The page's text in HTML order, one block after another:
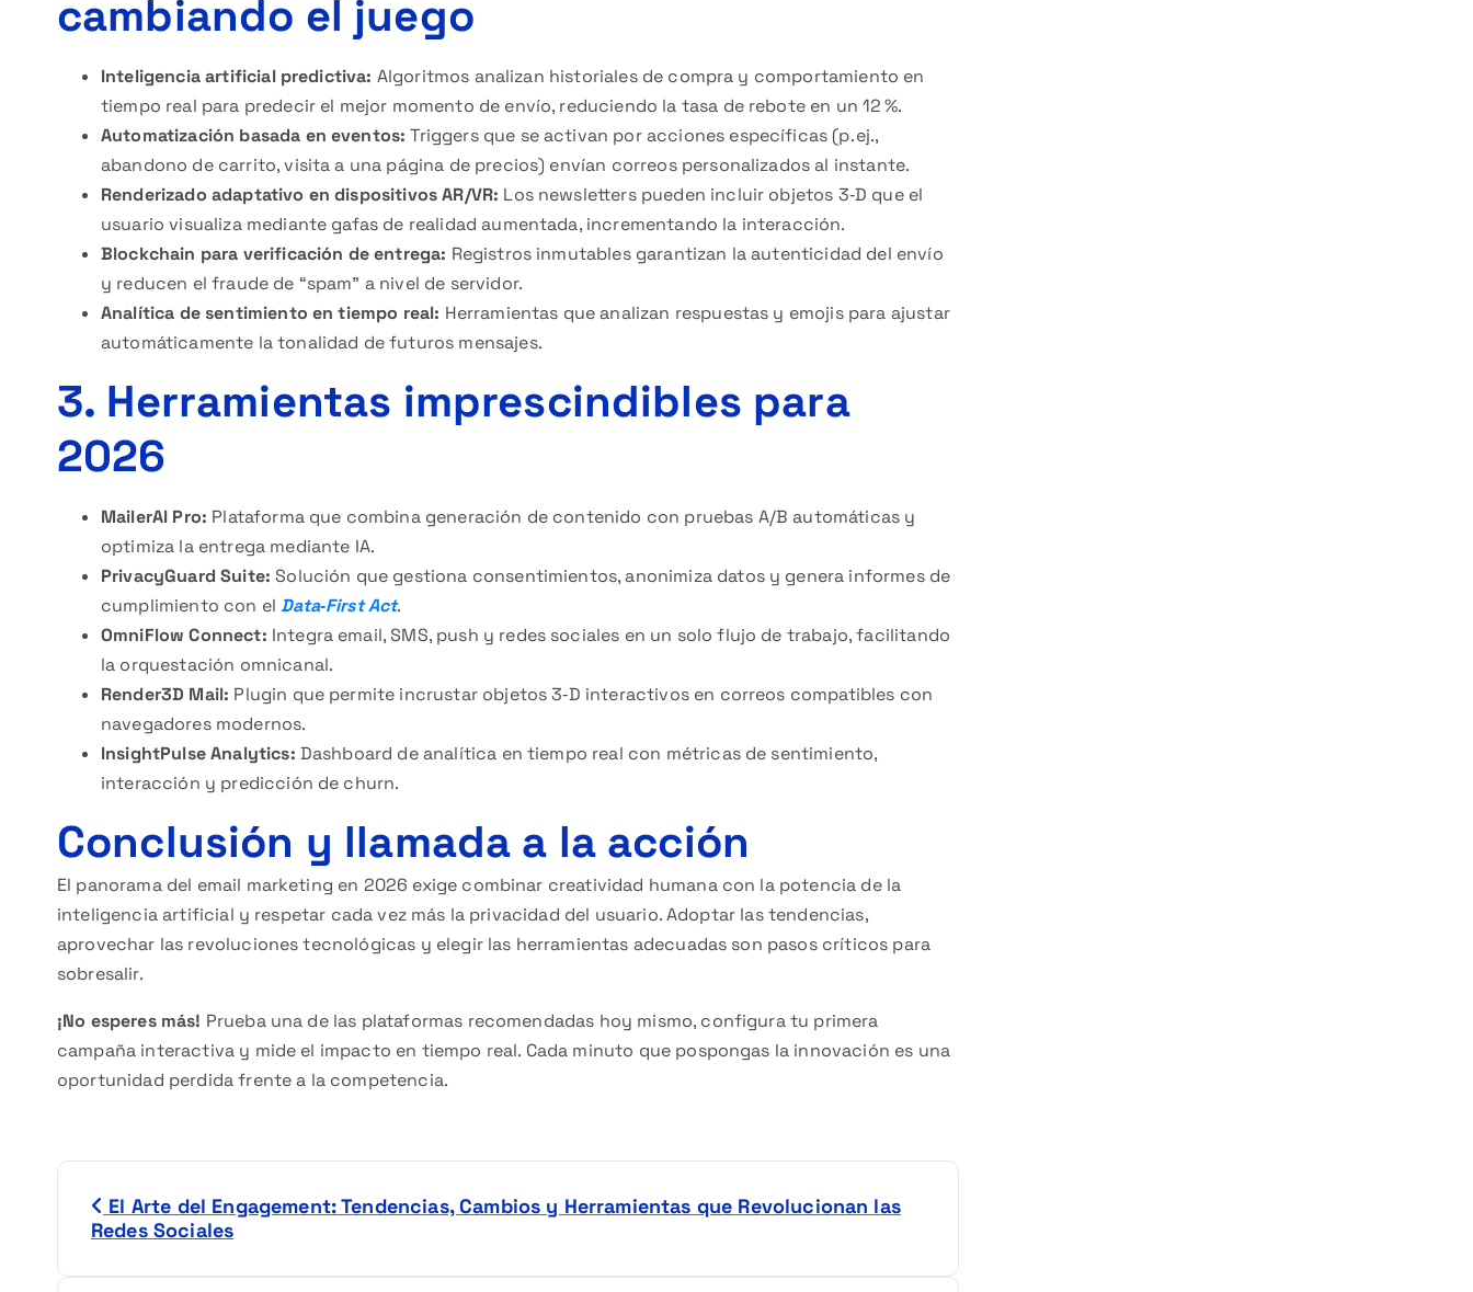
cambiando el juego
Inteligencia artificial predictiva: Algoritmos analizan historiales de compra y comportamiento en
tiempo real para predecir el mejor momento de envío, reduciendo la tasa de rebote en un 12 %.
Automatización basada en eventos: Triggers que se activan por acciones específicas (p. ej.,
abandono de carrito, visita a una página de precios) envían correos personalizados al instante.
Renderizado adaptativo en dispositivos AR/VR: Los newsletters pueden incluir objetos 3‑D que el
usuario visualiza mediante gafas de realidad aumentada, incrementando la interacción.
Blockchain para verificación de entrega: Registros inmutables garantizan la autenticidad del envío
y reducen el fraude de “spam” a nivel de servidor.
Analítica de sentimiento en tiempo real: Herramientas que analizan respuestas y emojis para ajustar
automáticamente la tonalidad de futuros mensajes.
3. Herramientas imprescindibles para
2026
MailerAI Pro: Plataforma que combina generación de contenido con pruebas A/B automáticas y
optimiza la entrega mediante IA.
PrivacyGuard Suite: Solución que gestiona consentimientos, anonimiza datos y genera informes de
cumplimiento con elData‑First Act.
OmniFlow Connect: Integra email, SMS, push y redes sociales en un solo flujo de trabajo, facilitando
la orquestación omnicanal.
Render3D Mail: Plugin que permite incrustar objetos 3‑D interactivos en correos compatibles con
navegadores modernos.
InsightPulse Analytics: Dashboard de analítica en tiempo real con métricas de sentimiento,
interacción y predicción de churn.
Conclusión y llamada a la acción
El panorama del email marketing en 2026 exige combinar creatividad humana con la potencia de la
inteligencia artificial y respetar cada vez más la privacidad del usuario. Adoptar las tendencias,
aprovechar las revoluciones tecnológicas y elegir las herramientas adecuadas son pasos críticos para
sobresalir.
¡No esperes más! Prueba una de las plataformas recomendadas hoy mismo, configura tu primera
campaña interactiva y mide el impacto en tiempo real. Cada minuto que pospongas la innovación es una
oportunidad perdida frente a la competencia.
El Arte del Engagement: Tendencias, Cambios y Herramientas que Revolucionan las
Redes Sociales